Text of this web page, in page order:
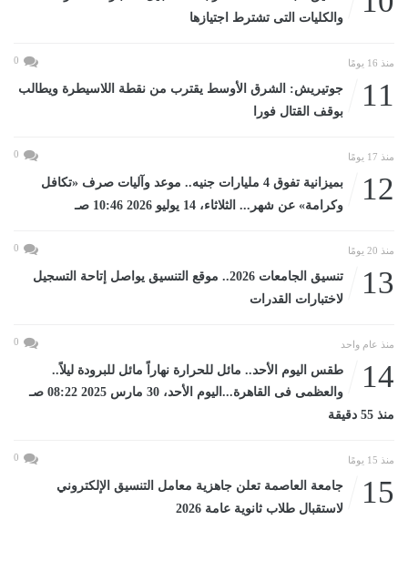
والكليات التى تشترط اجتيازها
منذ 16 يومًا 0
11
جوتيريش: الشرق الأوسط يقترب من نقطة اللاسيطرة ويطالب
بوقف القتال فورا
منذ 17 يومًا 0
12
بميزانية تفوق 4 مليارات جنيه.. موعد وآليات صرف «تكافل
وكرامة» عن شهر... الثلاثاء، 14 يوليو 2026 10:46 صـ
منذ 20 يومًا 0
13
تنسيق الجامعات 2026.. موقع التنسيق يواصل إتاحة التسجيل
لاختبارات القدرات
منذ عام واحد 0
14
طقس اليوم الأحد.. مائل للحرارة نهاراً مائل للبرودة ليلاً..
والعظمى فى القاهرة...اليوم الأحد، 30 مارس 2025 08:22 صـ
منذ 55 دقيقة
منذ 15 يومًا 0
15
جامعة العاصمة تعلن جاهزية معامل التنسيق الإلكتروني
لاستقبال طلاب ثانوية عامة 2026